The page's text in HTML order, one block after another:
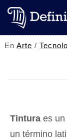
EnArte /
Tintura es
un término